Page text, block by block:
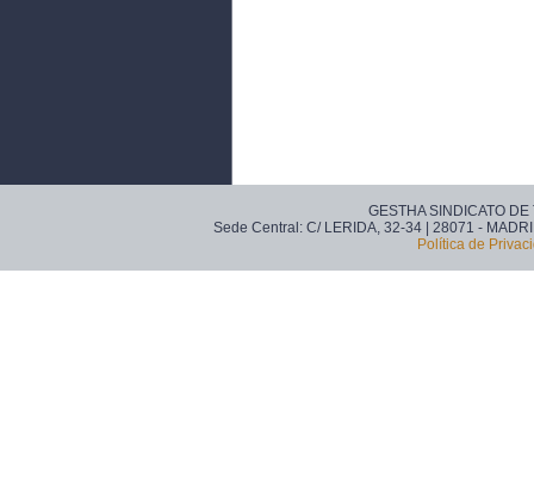
GESTHA SINDICATO
Sede Central: C/ LERIDA, 32-34 | 28071 -
Política de